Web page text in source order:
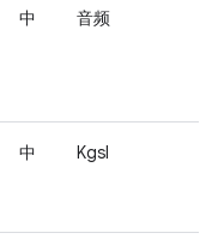
中 音频
中 Kgsl